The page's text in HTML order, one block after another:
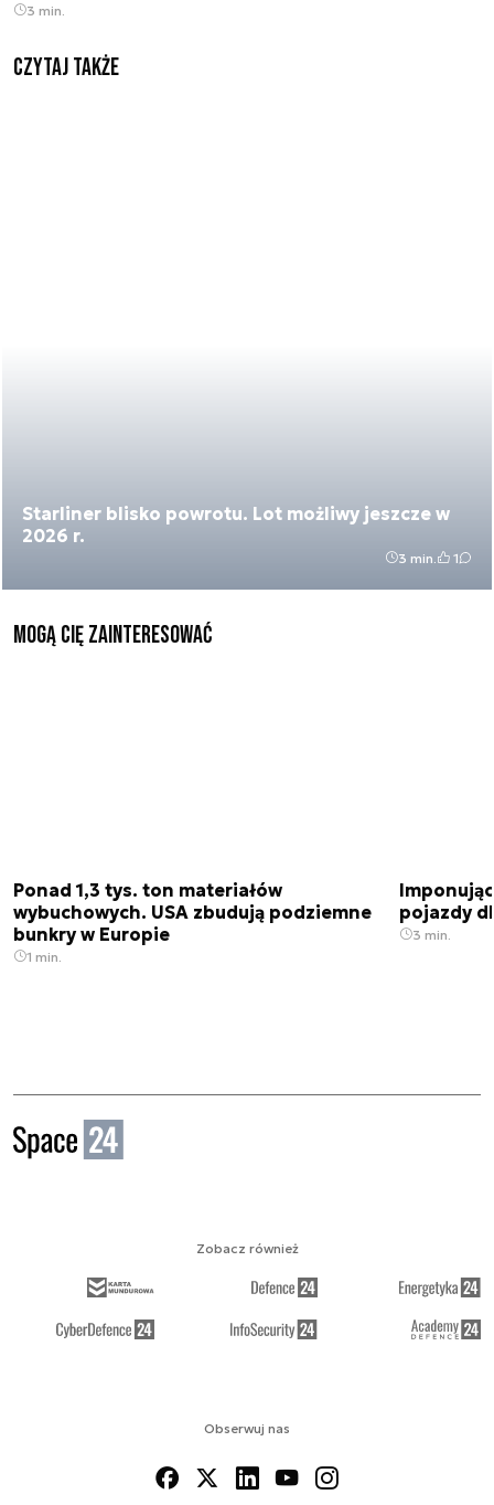
3 min.
Czytaj także
Starliner blisko powrotu. Lot możliwy jeszcze w
2026 r.
3 min. 1
Mogą Cię zainteresować
Ponad 1,3 tys. ton materiałów
wybuchowych. USA zbudują podziemne
bunkry w Europie
1 min.
pojazdy
3 min.
Obserwuj nas
Zobacz również